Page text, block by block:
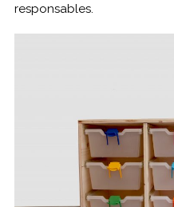
responsables.